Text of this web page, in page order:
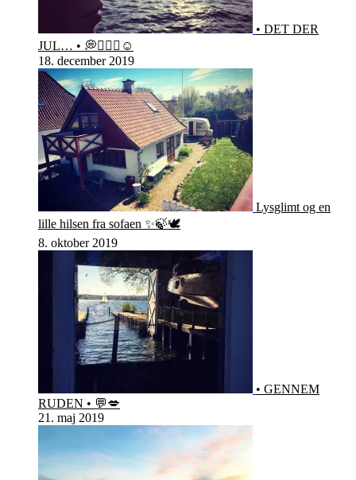
• DET DER
JUL… • 💭🤷🏻‍♀️☺️
18. december 2019
Lysglimt og en
lille hilsen fra sofaen ✨🍃🕊
8. oktober 2019
• GENNEM
RUDEN • 💬💋
21. maj 2019